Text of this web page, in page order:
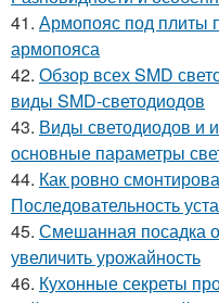
41. Армопояс под плиты
армопояса
42. Обзор всех SMD
виды SMD-светодиодов
43. Виды светодиодов и
основные параметры
44. Как ровно
Последовательность
45. Смешанная посадка
увеличить урожайность
46. Кухонные секреты